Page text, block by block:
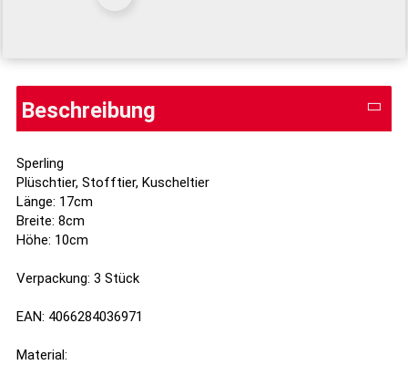
Beschreibung
Sperling
Plüschtier, Stofftier, Kuscheltier
Länge: 17cm
Breite: 8cm
Höhe: 10cm
Verpackung: 3 Stück
EAN: 4066284036971
Material: